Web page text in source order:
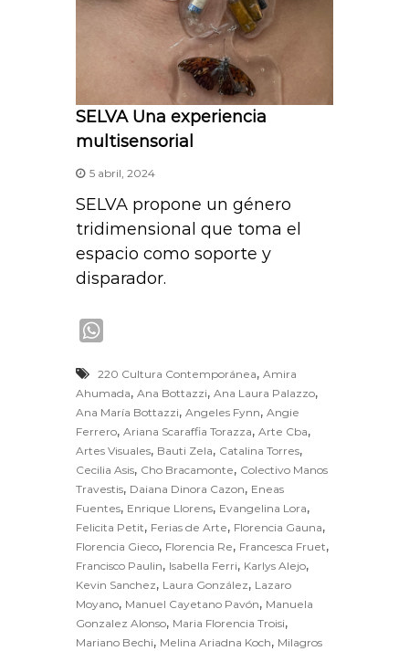
SELVA Una experiencia
multisensorial
5 abril, 2024
SELVA propone un género
tridimensional que toma el
espacio como soporte y
disparador.
a
t
A
p
p
220 Cultura Contemporánea,Amira
Ahumada,Ana Bottazzi,Ana Laura Palazzo,
Ana María Bottazzi,Angeles Fynn,Angie
Ferrero,Ariana Scaraffia Torazza,Arte Cba,
Artes Visuales, Bauti Zela, Catalina Torres,
Cecilia Asis, Cho Bracamonte, Colectivo Manos
Travestis, Daiana Dinora Cazon, Eneas
Fuentes, Enrique Llorens, Evangelina Lora,
Felicita Petit, Ferias de Arte, Florencia Gauna,
Florencia Gieco, Florencia Re, Francesca Fruet,
Francisco Paulin, Isabella Ferri, Karlys Alejo,
Kevin Sanchez, Laura González, Lazaro
Moyano, Manuel Cayetano Pavón, Manuela
Gonzalez Alonso, Maria Florencia Troisi,
Mariano Bechi, Melina Ariadna Koch, Milagros